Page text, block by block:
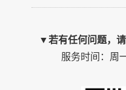
▼若有任何问题，
服务时间：周